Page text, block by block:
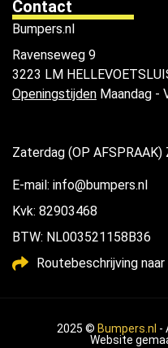
Contact
Bumpers.nl
Ravenseweg 9
3223 LM
Openingstijden Maandag -
Zaterdag (OP AFSPRAAK)
E-mail: info@bumpers.nl
Kvk: 82903468
BTW: NL003521158B36
Routebeschrijving
2025 © Bumpers.nl -
Website